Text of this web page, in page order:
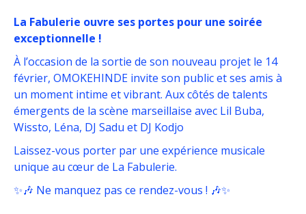
La Fabulerie ouvre ses portes pour une soirée
exceptionnelle !
À l’occasion de la sortie de son nouveau projet le 14
février, OMOKEHINDE invite son public et ses amis à
un moment intime et vibrant. Aux côtés de talents
émergents de la scène marseillaise avec Lil Buba,
Wissto, Léna, DJ Sadu et DJ Kodjo
Laissez-vous porter par une expérience musicale
unique au cœur de La Fabulerie.
✨🎶 Ne manquez pas ce rendez-vous ! 🎶✨